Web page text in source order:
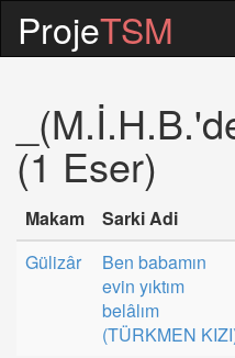
ProjeTSM
(1 Eser)
Makam Sarki Adi
Gülizâr
Ben babamın
evin yıktım
belâlım
(TÜRKMEN